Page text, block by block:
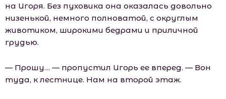
на Игоря. Без пуховика она оказалась довольно
низенькой, немного полноватой, с округлым
животиком, широкими бедрами и приличной
грудью.
— Прошу… — пропустил Игорь ее вперед. — Вон
туда, к лестнице. Нам на второй этаж.